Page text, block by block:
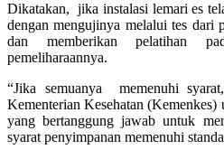
Dikatakan, jika instalasi lemari es
dengan mengujinya melalui tes dari
dan memberikan pelatihan
pemeliharaannya.
“Jika semuanya memenuhi
Kementerian Kesehatan
yang bertanggung jawab untuk
syarat penyimpanan memenuhi